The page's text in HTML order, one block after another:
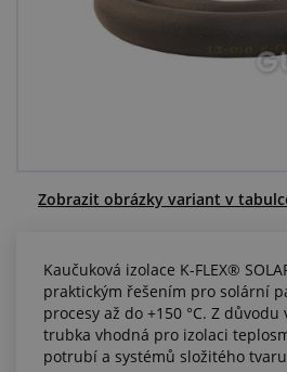
Další pryžové a plastové výrobky
Zobrazit obrázky variant v
Kaučuková izolace K-FLEX®
praktickým řešením pro solární
procesy až do +150 °C. Z
trubka vhodná pro izolaci
potrubí a systémů složitého